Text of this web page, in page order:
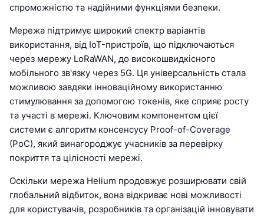
спроможністю та надійними функціями безпеки.
Мережа підтримує широкий спектр варіантів
використання, від IoT-пристроїв, що підключаються
через мережу LoRaWAN, до високошвидкісного
мобільного зв'язку через 5G. Ця універсальність стала
можливою завдяки інноваційному використанню
стимулювання за допомогою токенів, яке сприяє росту
та участі в мережі. Ключовим компонентом цієї
системи є алгоритм консенсусу Proof-of-Coverage
(PoC), який винагороджує учасників за перевірку
покриття та цілісності мережі.
Оскільки мережа Helium продовжує розширювати свій
глобальний відбиток, вона відкриває нові можливості
для користувачів, розробників та організацій інновувати